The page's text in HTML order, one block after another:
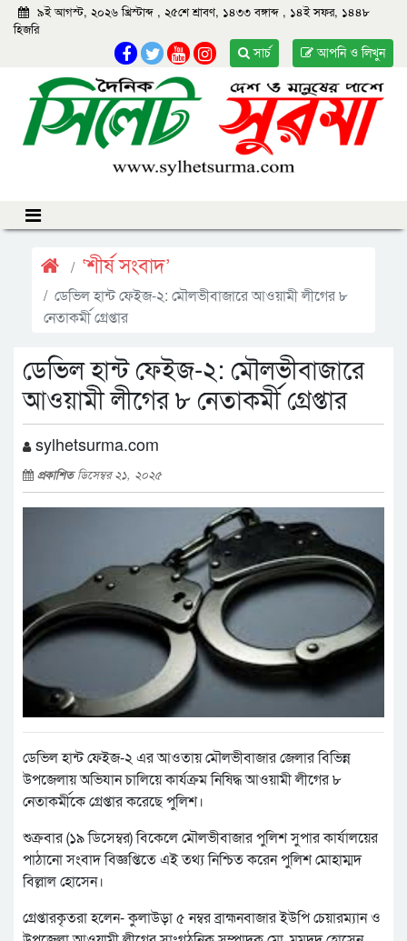
৯ই আগস্ট, ২০২৬ খ্রিস্টাব্দ , ২৫শে শ্রাবণ, ১৪৩৩ বঙ্গাব্দ , ১৪ই সফর, ১৪৪৮
হিজরি
আপনি ও লিখুন
সার্চ
‘শীর্ষ সংবাদ’
ডেভিল হান্ট ফেইজ-২: মৌলভীবাজারে আওয়ামী লীগের ৮
নেতাকর্মী গ্রেপ্তার
ডেভিল হান্ট ফেইজ-২: মৌলভীবাজারে
আওয়ামী লীগের ৮ নেতাকর্মী গ্রেপ্তার
sylhetsurma.com
প্রকাশিতডিসেম্বর ২১, ২০২৫
ডেভিল হান্ট ফেইজ-২ এর আওতায় মৌলভীবাজার জেলার বিভিন্ন
উপজেলায় অভিযান চালিয়ে কার্যক্রম নিষিদ্ধ আওয়ামী লীগের ৮
নেতাকর্মীকে গ্রেপ্তার করেছে পুলিশ।
শুক্রবার (১৯ ডিসেম্বর) বিকেলে মৌলভীবাজার পুলিশ সুপার কার্যালয়ের
পাঠানো সংবাদ বিজ্ঞপ্তিতে এই তথ্য নিশ্চিত করেন পুলিশ মোহাম্মদ
বিল্লাল হোসেন।
গ্রেপ্তারকৃতরা হলেন- কুলাউড়া ৫ নম্বর ব্রাহ্মনবাজার ইউপি চেয়ারম্যান ও